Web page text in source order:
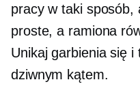
pracy w taki sposób,
proste, a ramiona
Unikaj garbienia się i
dziwnym kątem.